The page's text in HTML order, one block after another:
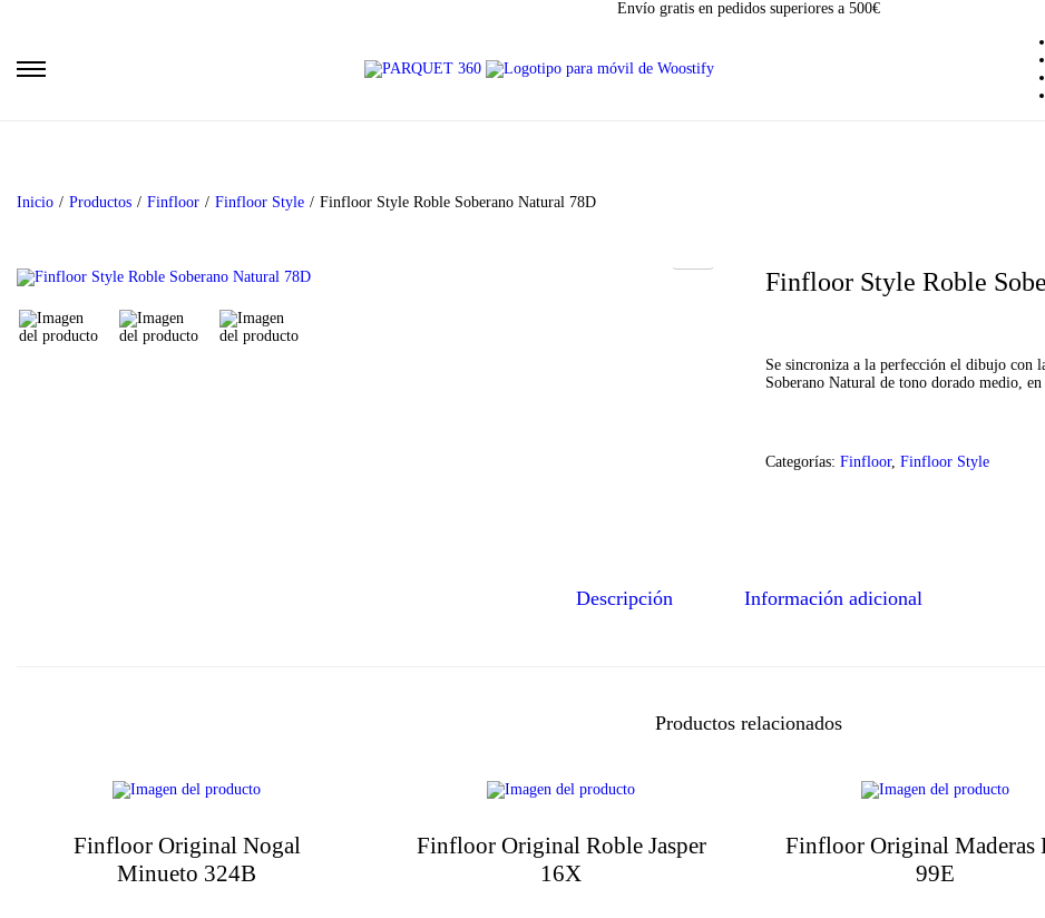
Envío gratis en pedidos superiores a 500€
Inicio / Productos / Finfloor / Finfloor Style / Finfloor Style Roble Soberano Natural 78D
Finfloor Style Roble
Se sincroniza a la perfección el dibujo con
Soberano Natural de tono dorado medio,
Categorías: Finfloor, Finfloor Style
Descripción Información adicional
Productos relacionados
Finfloor Original Nogal
Minueto 324B
Finfloor Original Roble Jasper
16X
Finfloor Original Maderas
99E